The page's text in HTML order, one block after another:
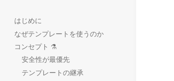
はじめに
なぜテンプレートを使うのか
コンセプト ⚗️
安全性が最優先
テンプレートの継承